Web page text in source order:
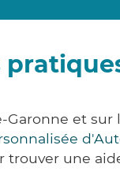
et
trouver une